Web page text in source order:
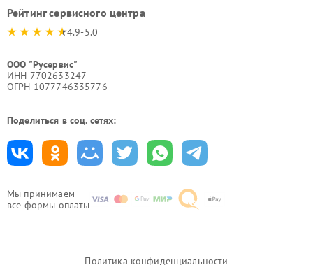
Мы принимаем
все формы оплаты
Рейтинг сервисного центра
4.9-5.0
ООО "Русервис"
ИНН 7702633247
ОГРН 1077746335776
Поделиться в соц. сетях:
Политика конфиденциальности